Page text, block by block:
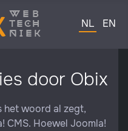
web
tech
niek
Selecteer
NL EN
door Obix
het woord al zegt,
CMS. Hoewel Joomla!